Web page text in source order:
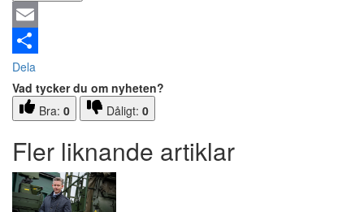
Email
Dela
Vad tycker du om nyheten?
Bra: 0 Dåligt: 0
Fler liknande artiklar